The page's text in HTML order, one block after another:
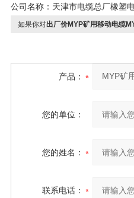
公司名称：天津市电缆总厂橡塑
如果你对出厂价MYP矿用移动电缆
产品：
您的单位：
您的姓名：
联系电话：